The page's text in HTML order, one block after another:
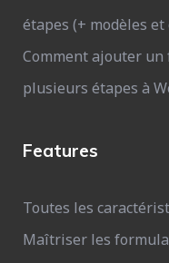
étapes (+ modèles
Comment ajouter
plusieurs étapes à
Features
Toutes les
Maîtriser les